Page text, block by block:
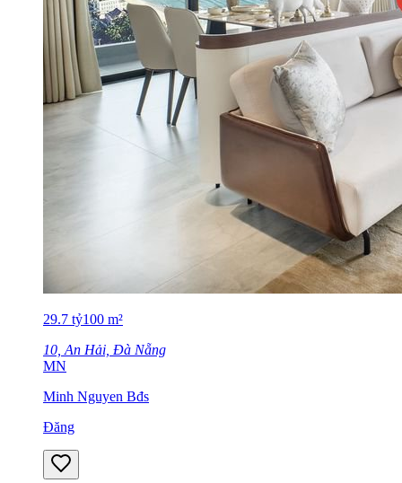
29.7 tỷ100 m²
10, An Hải, Đà Nẵng
MN
Minh Nguyen Bđs
Đăng